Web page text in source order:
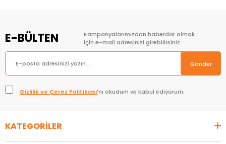
E-BÜLTEN
Kampanyalarımızdan haberdar olmak
için e-mail adresinizi girebilirsiniz.
Gönder
Gizlilik ve Çerez Politikası’nı okudum ve kabul ediyorum.
KATEGORİLER